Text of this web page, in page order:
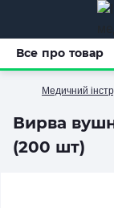
Медичний
Вирва
(200 шт)
Все про товар